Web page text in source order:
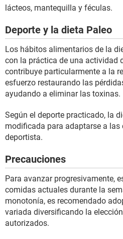
lácteos, mantequilla y féculas.
Deporte y la dieta Paleo
Los hábitos alimentarios de la
con la práctica de una actividad
contribuye particularmente a la
esfuerzo restaurando las
ayudando a eliminar las toxinas.
Según el deporte practicado, la
modificada para adaptarse a
deportista.
Precauciones
Para avanzar progresivamente,
comidas actuales durante la
monotonía, es recomendado
variada diversificando la
autorizados.